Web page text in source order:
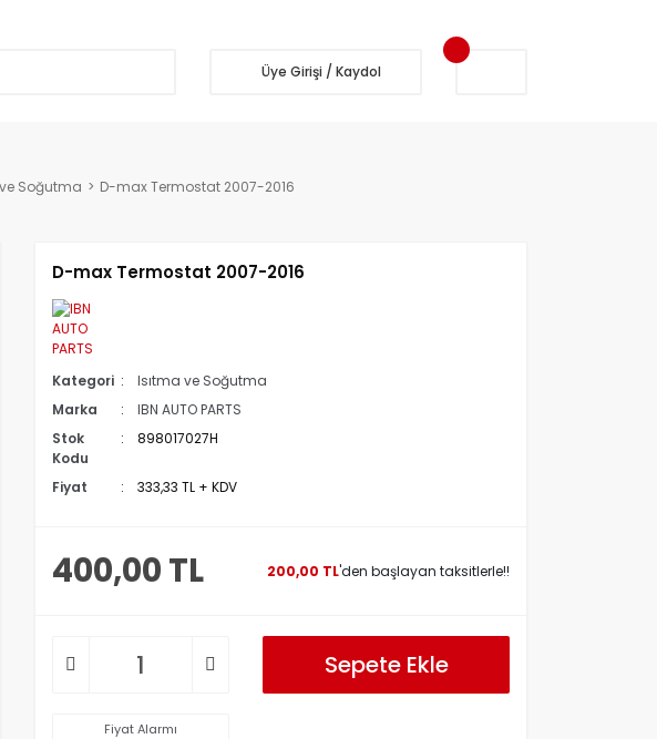
Üye Girişi / Kaydol
Soğutma D-max Termostat 2007-2016
D-max Termostat 2007-2016
Kategori
Isıtma ve Soğutma
Marka
IBN AUTO PARTS
Stok
Kodu
898017027H
Fiyat 333,33 TL + KDV
400,00 TL 200,00 TL'den başlayan taksitlerle!!
Sepete Ekle
Fiyat Alarmı